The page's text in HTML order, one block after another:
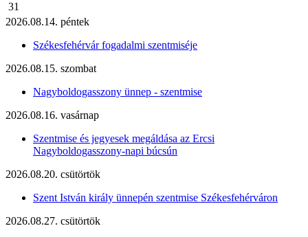
31
2026.08.14. péntek
Székesfehérvár fogadalmi szentmiséje
2026.08.15. szombat
Nagyboldogasszony ünnep - szentmise
2026.08.16. vasárnap
Szentmise és jegyesek megáldása az Ercsi
Nagyboldogasszony-napi búcsún
2026.08.20. csütörtök
Szent István király ünnepén szentmise Székesfehérváron
2026.08.27. csütörtök